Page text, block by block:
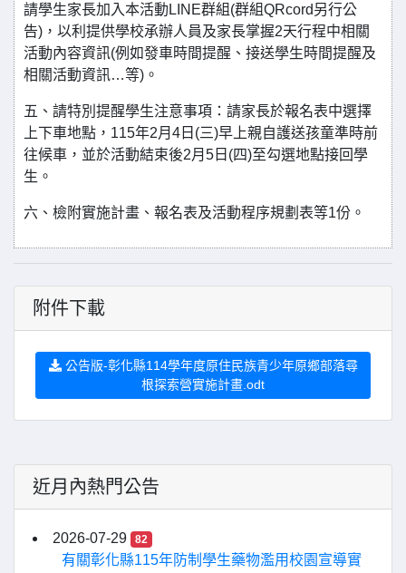
請學生家長加入本活動LINE群組(群組QRcord另行公
告)，以利提供學校承辦人員及家長掌握2天行程中相關
活動內容資訊(例如發車時間提醒、接送學生時間提醒及
相關活動資訊…等)。
五、請特別提醒學生注意事項：請家長於報名表中選擇
上下車地點，115年2月4日(三)早上親自護送孩童準時前
往候車，並於活動結束後2月5日(四)至勾選地點接回學
生。
六、檢附實施計畫、報名表及活動程序規劃表等1份。
附件下載
公告版-彰化縣114學年度原住民族青少年原鄉部落尋
根探索營實施計畫.odt
近月內熱門公告
2026-07-29 82
有關彰化縣115年防制學生藥物濫用校園宣導實